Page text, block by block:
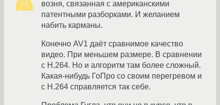
возня, связанная с американскими
патентными разборками. И желанием
набить карманы.
Конечно AV1 даёт сравнимое качество
видео. При меньшем размере. В сравнении
с H.264. Но и алгоритм там более сложный.
Какая-нибудь ГоПро со своим перегревом и
с H.264 справляется так себе.